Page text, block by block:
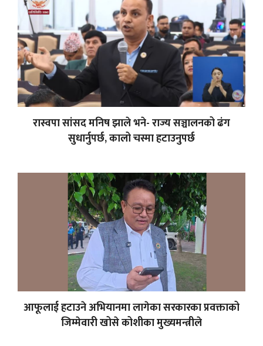
रास्वपा सांसद मनिष झाले भने- राज्य सञ्चालनको ढंग
सुधार्नुपर्छ, कालो चस्मा हटाउनुपर्छ
आफूलाई हटाउने अभियानमा लागेका सरकारका प्रवक्ताको
जिम्मेवारी खोसे कोशीका मुख्यमन्त्रीले